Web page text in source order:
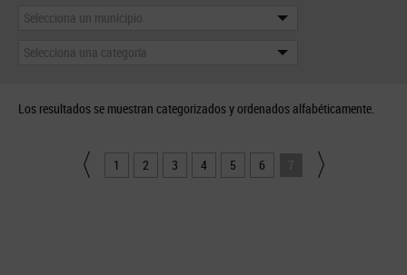
Selecciona un municipio
Selecciona una categoría
Los resultados se muestran categorizados y ordenados alfabéticamente.
1 2 3 4 5 6 7